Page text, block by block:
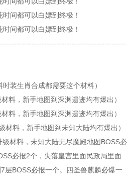
间都可以白嫖到终极！
间都可以白嫖到终极！
装生肖合成都需要这个材料）
料，新手地图到深渊遗迹均有爆出）
料，新手地图到深渊遗迹均有爆出）
材料，新手地图到未知大陆均有爆出）
材料，未知大陆无尽魔殿地图BOSS必
必报2个，失落皇宫里面民政局里面
层BOSS必报一个。四圣兽麒麟必爆一